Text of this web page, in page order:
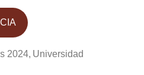
2024 Universidad